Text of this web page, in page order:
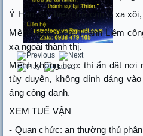
Ý Hào: Sự hiểm trở còn ở xa
Mệnh hợp cách: Thanh Liêm
xa ngoài thành thị.
Mệnh không hợp: thì ẩn dật nơi
tùy duyên, không dính dáng
áng công danh.
XEM TUẾ VẬN
- Quan chức: an thường thủ phận